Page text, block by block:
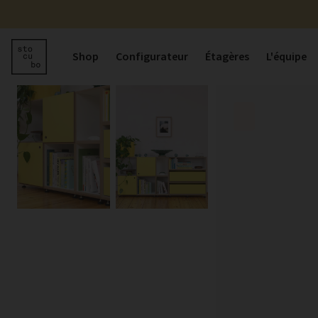
Shop Configurateur Étagères L'équipe